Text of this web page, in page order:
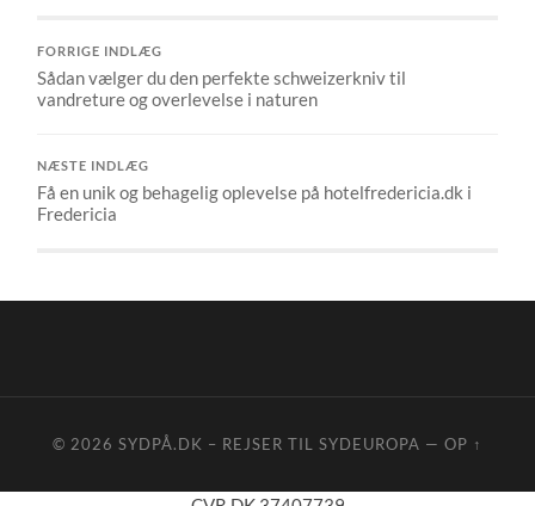
FORRIGE INDLÆG
Sådan vælger du den perfekte schweizerkniv til
vandreture og overlevelse i naturen
NÆSTE INDLÆG
Få en unik og behagelig oplevelse på hotelfredericia.dk i
Fredericia
© 2026 SYDPÅ.DK – REJSER TIL SYDEUROPA — OP ↑